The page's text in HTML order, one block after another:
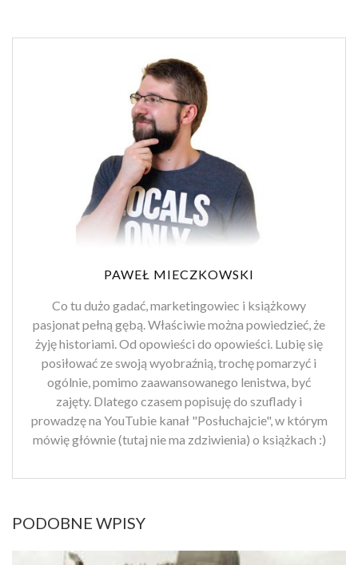
PAWEŁ MIECZKOWSKI
Co tu dużo gadać, marketingowiec i książkowy
pasjonat pełną gębą. Właściwie można powiedzieć, że
żyję historiami. Od opowieści do opowieści. Lubię się
posiłować ze swoją wyobraźnią, trochę pomarzyć i
ogólnie, pomimo zaawansowanego lenistwa, być
zajęty. Dlatego czasem popisuję do szuflady i
prowadzę na YouTubie kanał "Posłuchajcie", w którym
mówię głównie (tutaj nie ma zdziwienia) o książkach :)
PODOBNE WPISY